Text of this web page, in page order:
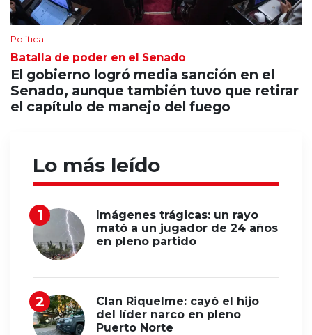
Política
Batalla de poder en el Senado
El gobierno logró media sanción en el
Senado, aunque también tuvo que retirar
el capítulo de manejo del fuego
Lo más leído
Imágenes trágicas: un rayo
mató a un jugador de 24 años
en pleno partido
Clan Riquelme: cayó el hijo
del líder narco en pleno
Puerto Norte